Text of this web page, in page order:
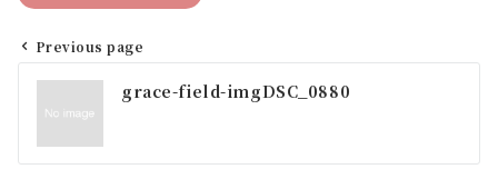
投
ナ
Previous page
grace-field-imgDSC_0880